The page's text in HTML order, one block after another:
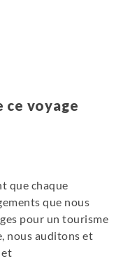
ce voyage
que chaque
que nous
pour un tourisme
nous auditons et
et